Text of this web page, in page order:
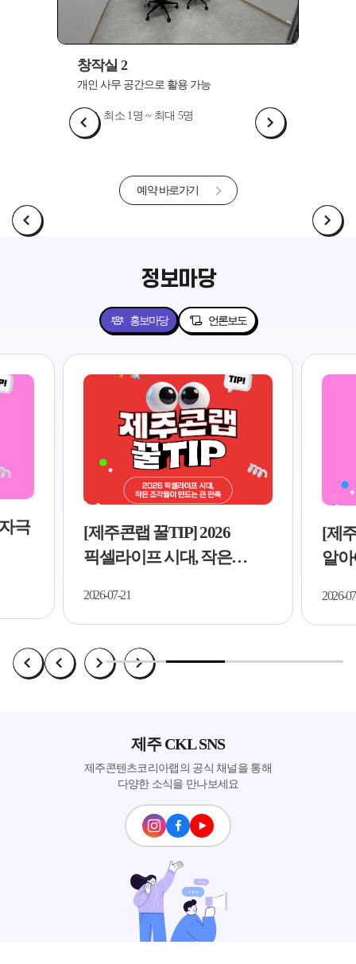
창작실 3
개인 사무 공간으로 활용 가능
최소 1명 ~ 최대 5명
예약 바로가기
정보마당
홍보마당 언론보도
극
[제주콘랩 꿀TIP] 2026
픽셀라이프 시대, 작은
2026-07-21
[제
알
2026-
제주 CKL SNS
제주콘텐츠코리아랩의 공식 채널을 통해
다양한 소식을 만나보세요